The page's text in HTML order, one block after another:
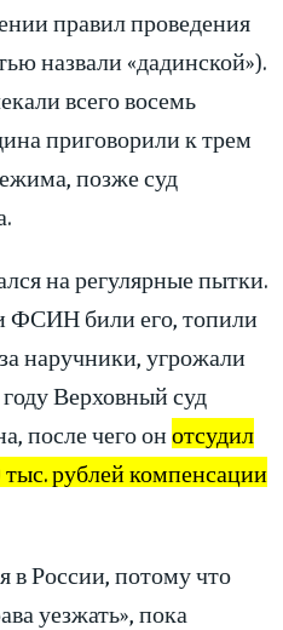
правил проведения
назвали «дадинской»).
всего восемь
приговорили к трем
позже суд
на регулярные пытки.
ФСИН били его, топили
наручники, угрожали
Верховный суд
после чего онотсудил
рублей компенсации
в России, потому что
уезжать», пока